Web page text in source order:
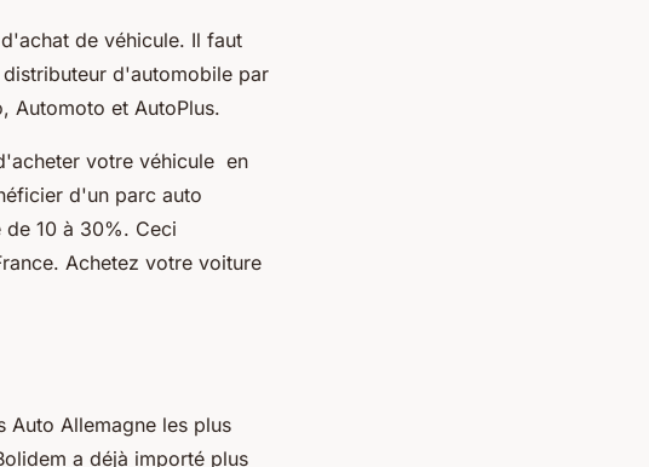
de véhicule. Il faut
d'automobile par
Automoto et AutoPlus.
votre véhicule en
d'un parc auto
10 à 30%. Ceci
Achetez votre voiture
Auto Allemagne les plus
a déjà importé plus